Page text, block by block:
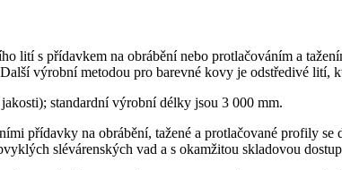
lití s přídavkem na obrábění nebo protlačováním a
výrobní metodou pro barevné kovy je odstředivé lití,
standardní výrobní délky jsou 3 000 mm.
přídavky na obrábění, tažené a protlačované profily
slévárenských vad a s okamžitou skladovou